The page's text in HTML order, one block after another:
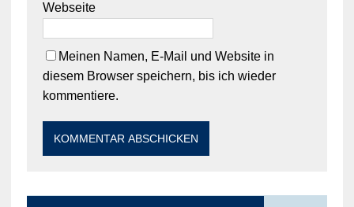
Webseite
Meinen Namen, E-Mail und Website in
diesem Browser speichern, bis ich wieder
kommentiere.